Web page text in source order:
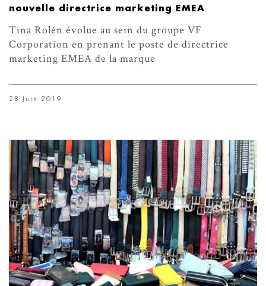
nouvelle directrice marketing EMEA
Tina Rolén évolue au sein du groupe VF
Corporation en prenant le poste de directrice
marketing EMEA de la marque
28 Juin 2019